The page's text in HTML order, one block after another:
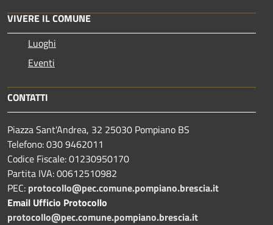
VIVERE IL COMUNE
Luoghi
Eventi
CONTATTI
Piazza Sant'Andrea, 32 25030 Pompiano BS
Telefono: 030 9462011
Codice Fiscale: 01230950170
Partita IVA: 00612510982
PEC: protocollo@pec.comune.pompiano.brescia.it
Email Ufficio Protocollo
protocollo@pec.comune.pompiano.brescia.it